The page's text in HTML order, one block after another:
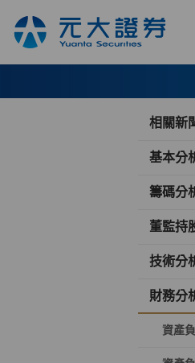
相關新
基本分
籌碼分
董監持
技術分
財務分
資產